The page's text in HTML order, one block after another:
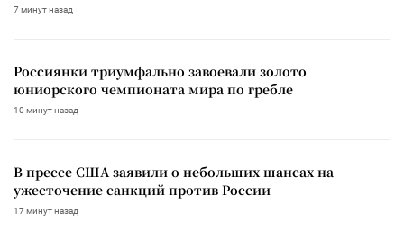
7 минут назад
Россиянки триумфально завоевали золото
юниорского чемпионата мира по гребле
10 минут назад
В прессе США заявили о небольших шансах на
ужесточение санкций против России
17 минут назад